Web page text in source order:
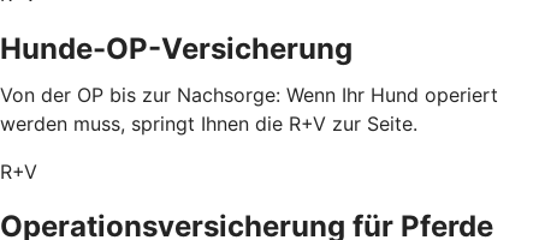
Hunde-OP-Versicherung
Von der OP bis zur Nachsorge: Wenn Ihr Hund operiert
werden muss, springt Ihnen die R+V zur Seite.
R+V
Operationsversicherung für Pferde